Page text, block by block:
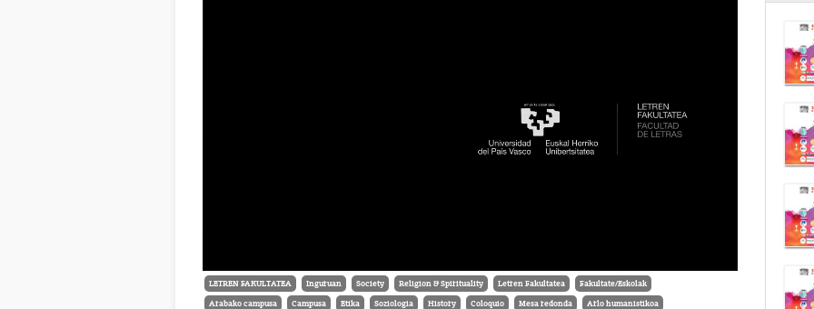
LETREN FAKULTATEA Inguruan Society Religion & Spirituality Letren Fakultatea Fakultate/Eskolak
Arabako campusa Campusa Etika Soziologia History Coloquio Mesa redonda Arlo humanistikoa